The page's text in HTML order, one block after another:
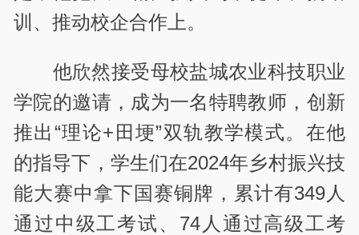
训、推动校企合作上。
他欣然接受母校盐城农业科技职业
学院的邀请，成为一名特聘教师，创新
推出“理论+田埂”双轨教学模式。在他
的指导下，学生们在2024年乡村振兴技
能大赛中拿下国赛铜牌，累计有349人
通过中级工考试、 74人通过高级工考